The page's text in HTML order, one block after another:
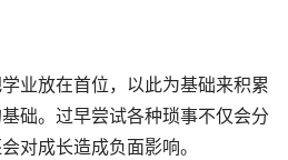
业放在首位，以此为基础来积累
础。过早尝试各种琐事不仅会分
对成长造成负面影响。